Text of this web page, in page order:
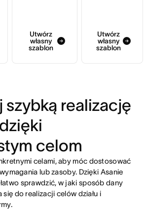
Utwórz
własny
szablon
Utwórz
własny
szablon
szybką realizację
celom
celami, aby móc dostosować
lub zasoby. Dzięki Asanie
sprawdzić, w jaki sposób dany
do realizacji celów działu i